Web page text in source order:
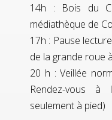
14h : Bois du
médiathèque de
17h : Pause
de la grande roue
20 h : Veillée
Rendez-vous à
seulement à pied)